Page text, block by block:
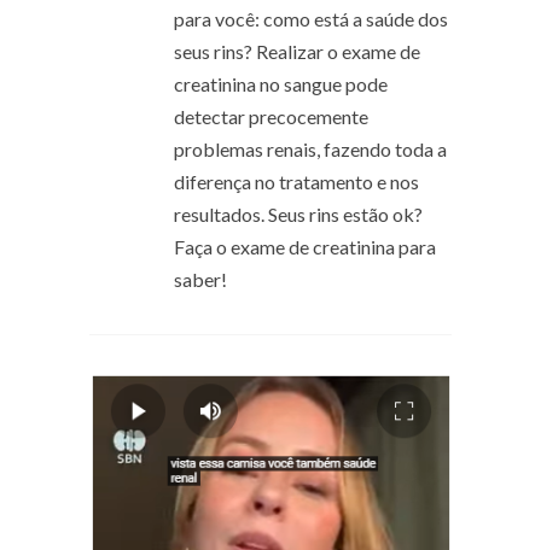
para você: como está a saúde dos
seus rins? Realizar o exame de
creatinina no sangue pode
detectar precocemente
problemas renais, fazendo toda a
diferença no tratamento e nos
resultados. Seus rins estão ok?
Faça o exame de creatinina para
saber!